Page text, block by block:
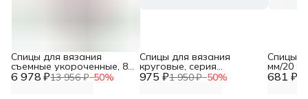
6 978 ₽13 956 ₽−50%
Спицы для вязания
съемные укороченные, 8
видов, алюминий, KnitPro, 975 ₽1 950 ₽−50%
Спицы для вязания
круговые, серия
Осознанность (Mindful) 681 ₽
Спицы
мм/20